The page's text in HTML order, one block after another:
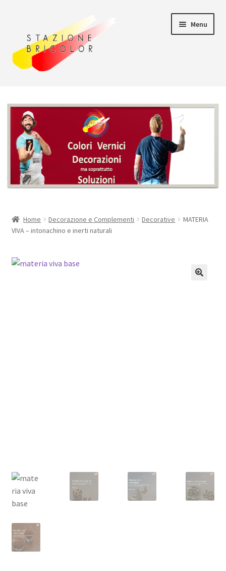
navigazione
contenuto
Menu
Carrello
Chi siamo
Consegna
Pagamento
Home Decorazione e Complementi Decorative
MATERIA
VIVA – intonachino e inerti naturali